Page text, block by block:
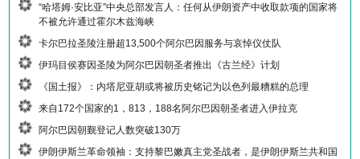
“哈塔姆·安比亚”中央总部发言人：任何从伊朗资产中收取款项的国家将
不被允许通过霍尔木兹海峡
卡尔巴拉圣陵注册超13,500个阿尔巴因服务与哀悼仪仗队
伊玛目侯赛因圣陵为阿尔巴因朝圣者推出《古兰经》计划
《国土报》：内塔尼亚胡或将被历史铭记为以色列最糟糕的总理
来自172个国家的1，813，188名阿尔巴因朝圣者进入伊拉克
阿尔巴因朝觐登记人数突破130万
伊朗伊斯兰革命领袖：支持黎巴嫩真主党圣战者，是伊朗伊斯兰共和国